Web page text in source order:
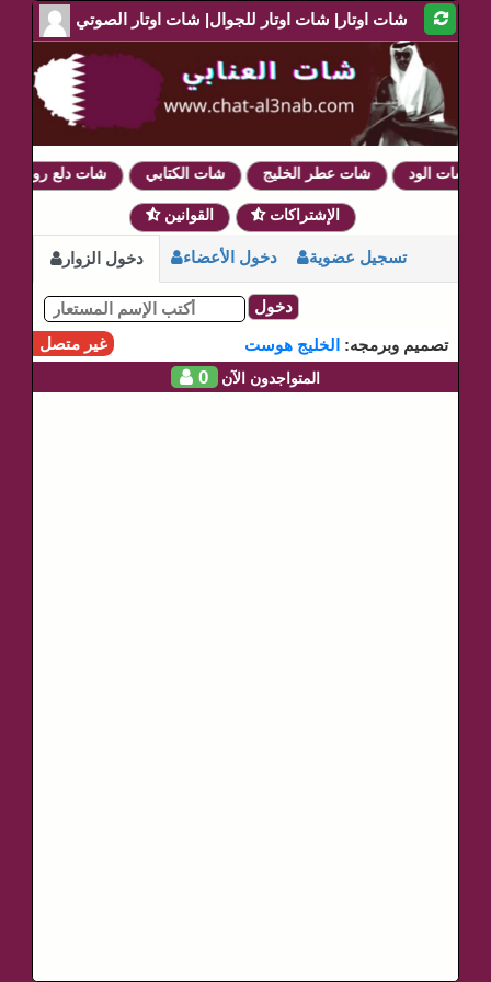
شات اوتار| شات اوتار للجوال| شات اوتار الصوتي
شات دلع روحي شات الكتابي شات عطر الخليج شات الود
القوانين الإشتراكات
دخول الزوار دخول الأعضاء تسجيل عضوية
دخول
غير متصل
تصميم وبرمجه: الخليج هوست
0 المتواجدون الآن